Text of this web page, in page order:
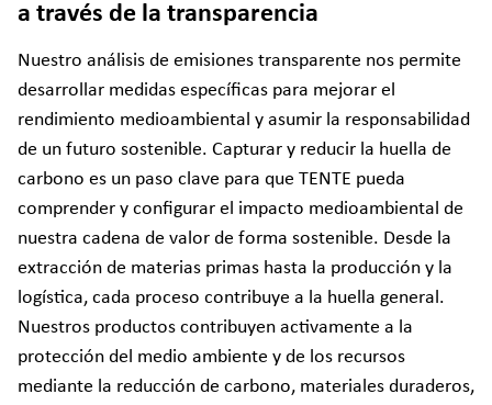
a través de la transparencia
Nuestro análisis de emisiones transparente nos permite
desarrollar medidas específicas para mejorar el
rendimiento medioambiental y asumir la responsabilidad
de un futuro sostenible. Capturar y reducir la huella de
carbono es un paso clave para que TENTE pueda
comprender y configurar el impacto medioambiental de
nuestra cadena de valor de forma sostenible. Desde la
extracción de materias primas hasta la producción y la
logística, cada proceso contribuye a la huella general.
Nuestros productos contribuyen activamente a la
protección del medio ambiente y de los recursos
mediante la reducción de carbono, materiales duraderos,